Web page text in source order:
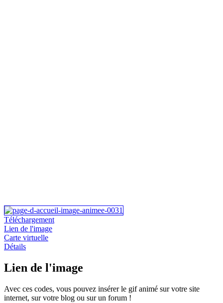
Téléchargement
Lien de l'image
Carte virtuelle
Détails
Lien de l'image
Avec ces codes, vous pouvez insérer le gif animé sur votre site
internet, sur votre blog ou sur un forum !